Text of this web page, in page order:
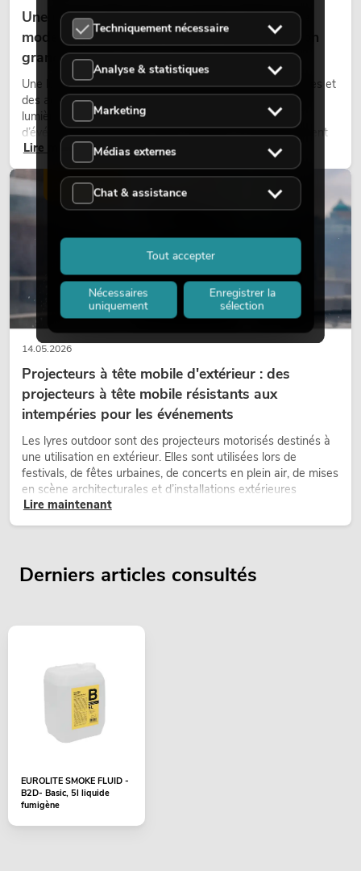
Une touche rétro dans un design d'éclairage
moderne : pourquoi la lumière chaude fait son
grand retour
Une lumière très chaude, des surfaces lumineuses visibles et
des accents colorés caractérisent de nombreux designs
lumière actuels sur les scènes, dans les clubs et lors
d’événements. La lumière rétro n’est pas un effet purement
nostalgique, mais un outil de conception utilisé de manière
ciblée : elle crée une atmosphère, donne du caractère aux
scènes et peut rendre les configurations LED techniques plus
émotionnelles.
Lire maintenant
14.05.2026
Projecteurs à tête mobile d'extérieur : des
projecteurs à tête mobile résistants aux
intempéries pour les événements
Les lyres outdoor sont des projecteurs motorisés destinés à
une utilisation en extérieur. Elles sont utilisées lors de
festivals, de fêtes urbaines, de concerts en plein air, de mises
en scène architecturales et d’installations extérieures
temporaires.
Lire maintenant
ÉCLAIRAGE
Derniers articles consultés
EUROLITE SMOKE FLUID -
B2D- Basic, 5l liquide
fumigène
Techniquement nécessaire
Analyse & statistiques
Marketing
Médias externes
Chat & assistance
Nécessaires
uniquement
Enregistrer la
sélection
Tout accepter